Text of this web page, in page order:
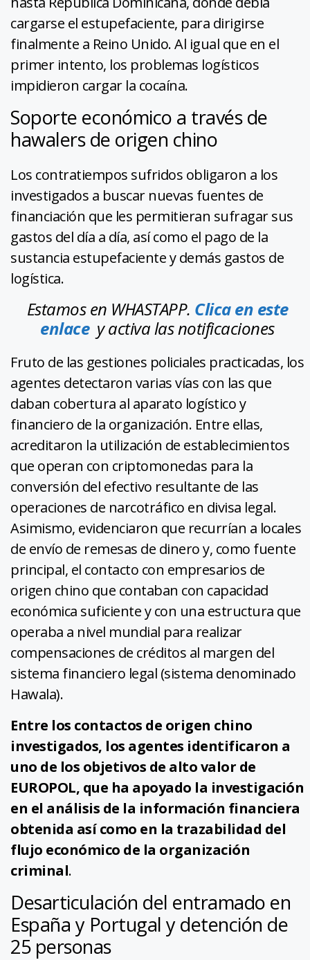
cargarse el estupefaciente, para dirigirse
finalmente a Reino Unido. Al igual que en el
primer intento, los problemas logísticos
impidieron cargar la cocaína.
Soporte económico a través de
hawalers de origen chino
Los contratiempos sufridos obligaron a los
investigados a buscar nuevas fuentes de
financiación que les permitieran sufragar sus
gastos del día a día, así como el pago de la
sustancia estupefaciente y demás gastos de
logística.
Estamos en WHASTAPP. Clica en este
enlacey activa las notificaciones
Fruto de las gestiones policiales practicadas, los
agentes detectaron varias vías con las que
daban cobertura al aparato logístico y
financiero de la organización. Entre ellas,
acreditaron la utilización de establecimientos
que operan con criptomonedas para la
conversión del efectivo resultante de las
operaciones de narcotráfico en divisa legal.
Asimismo, evidenciaron que recurrían a locales
de envío de remesas de dinero y, como fuente
principal, el contacto con empresarios de
origen chino que contaban con capacidad
económica suficiente y con una estructura que
operaba a nivel mundial para realizar
compensaciones de créditos al margen del
sistema financiero legal (sistema denominado
Hawala).
Entre los contactos de origen chino
investigados, los agentes identificaron a
uno de los objetivos de alto valor de
EUROPOL, que ha apoyado la investigación
en el análisis de la información financiera
obtenida así como en la trazabilidad del
flujo económico de la organización
criminal.
Desarticulación del entramado en
España y Portugal y detención de
25 personas